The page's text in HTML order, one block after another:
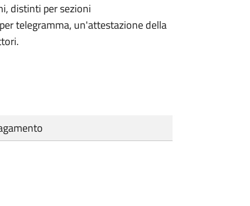
distinti per sezioni
telegramma, un'attestazione della